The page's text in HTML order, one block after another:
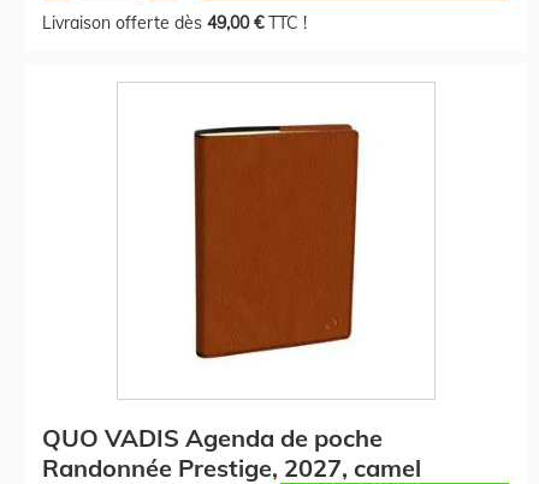
Livraison offerte dès 49,00 €TTC !
QUO VADIS Agenda de poche
Randonnée Prestige, 2027, camel